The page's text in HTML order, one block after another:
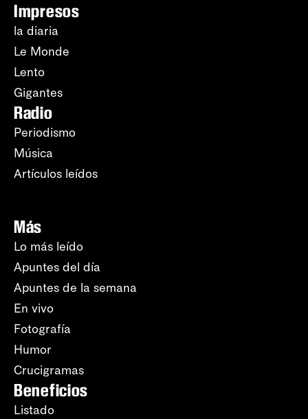
Impresos
la diaria
Le Monde
Lento
Gigantes
Radio
Periodismo
Música
Artículos leídos
Más
Lo más leído
Apuntes del día
Apuntes de la semana
En vivo
Fotografía
Humor
Crucigramas
Beneficios
Listado